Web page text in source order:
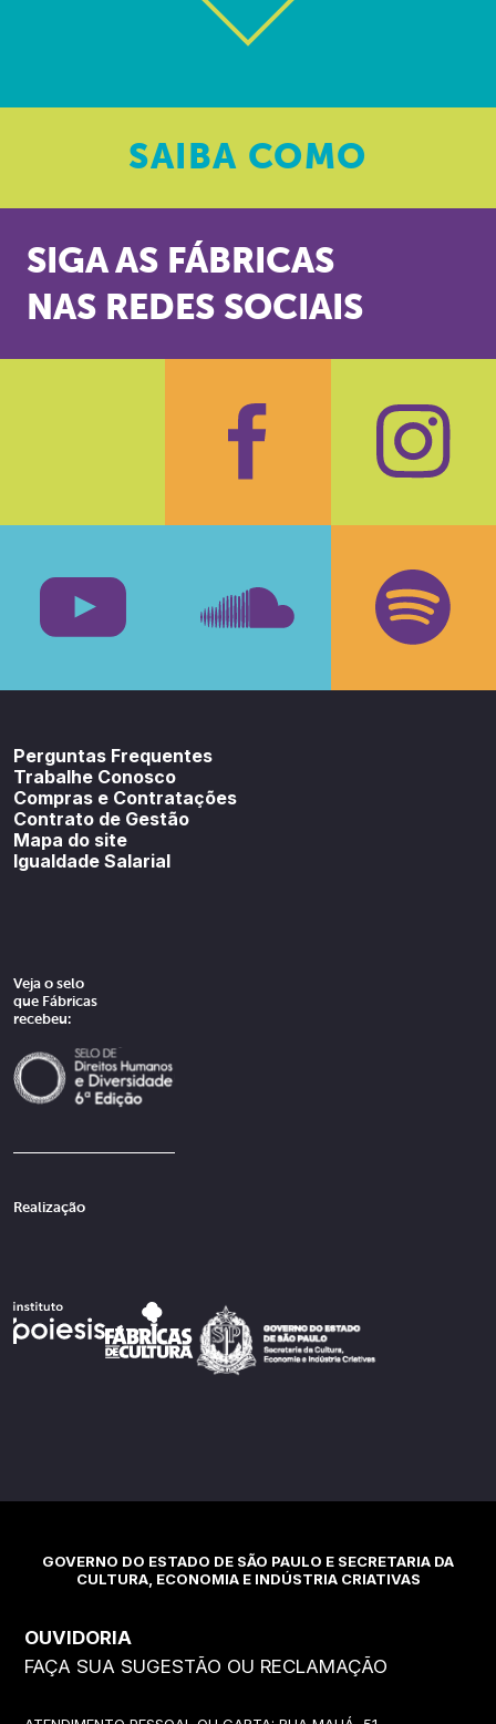
SAIBA COMO
SIGA AS FÁBRICAS
NAS REDES SOCIAIS
Facebook
Perguntas Frequentes
Trabalhe Conosco
Compras e Contratações
Contrato de Gestão
Mapa do site
Igualdade Salarial
Veja o selo
que Fábricas
recebeu:
Realização
GOVERNO DO ESTADO DE SÃO PAULO E SECRETARIA DA
CULTURA, ECONOMIA E INDÚSTRIA CRIATIVAS
OUVIDORIA
FAÇA SUA SUGESTÃO OU RECLAMAÇÃO